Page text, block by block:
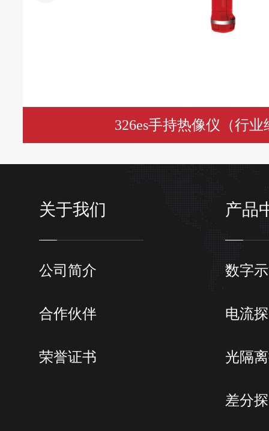
326es手持热像仪（行
关于我们
公司简介
合作伙伴
荣誉证书
产品
数字
电流
光隔
差分